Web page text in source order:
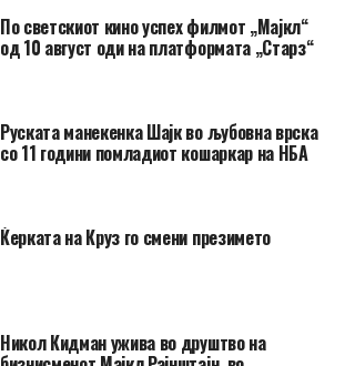
По светскиот кино успех филмот „Мајкл“
од 10 август оди на платформата „Старз“
Руската манекенка Шајк во љубовна врска
со 11 години помладиот кошаркар на НБА
Ќерката на Круз го смени презимето
Никол Кидман ужива во друштво на